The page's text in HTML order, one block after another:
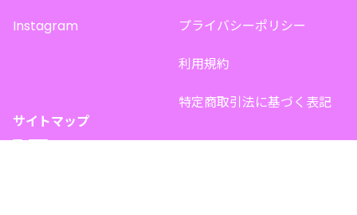
Instagram プライバシーポリシー
利用規約
特定商取引法に基づく表記
サイトマップ